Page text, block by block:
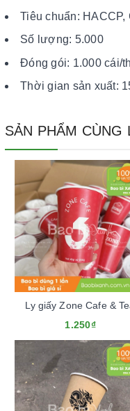
Tiêu chuẩn: HACCP,
Số lượng: 5.000
Đóng gói: 1.000 cái/
Thời gian sản xuất:
SẢN PHẨM CÙNG
Ly giấy Zone Cafe &
1.250₫